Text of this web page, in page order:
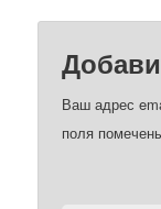
Ваш адрес
поля